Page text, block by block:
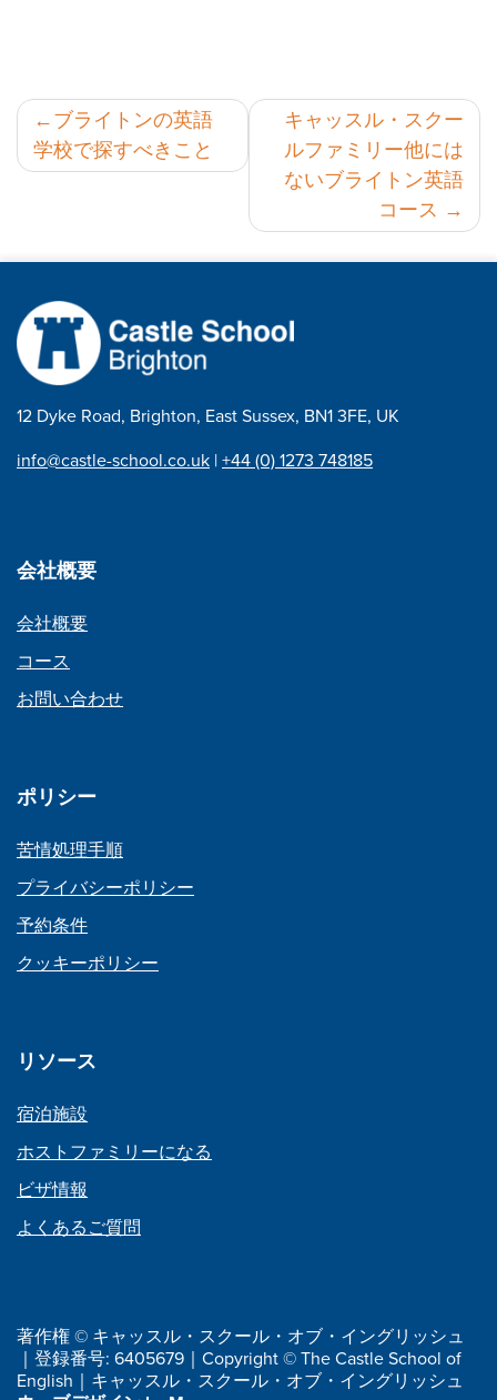
投
稿
ゲ
ー
シ
ョ
ン
ブライトンの英語
学校で探すべきこと
キャッスル・スクー
ルファミリー他には
ないブライトン英語
コース
12 Dyke Road, Brighton, East Sussex, BN1 3FE, UK
info@castle-school.co.uk |+44 (0) 1273 748185
会社概要
会社概要
コース
お問い合わせ
ポリシー
苦情処理手順
プライバシーポリシー
予約条件
クッキーポリシー
リソース
宿泊施設
ホストファミリーになる
ビザ情報
よくあるご質問
著作権 © キャッスル・スクール・オブ・イングリッシュ
｜登録番号: 6405679｜Copyright © The Castle School of
English｜キャッスル・スクール・オブ・イングリッシュ